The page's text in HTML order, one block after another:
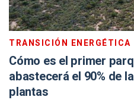
TRANSICIÓN ENERGÉTICA
Cómo es el primer
abastecerá el 90% de
plantas